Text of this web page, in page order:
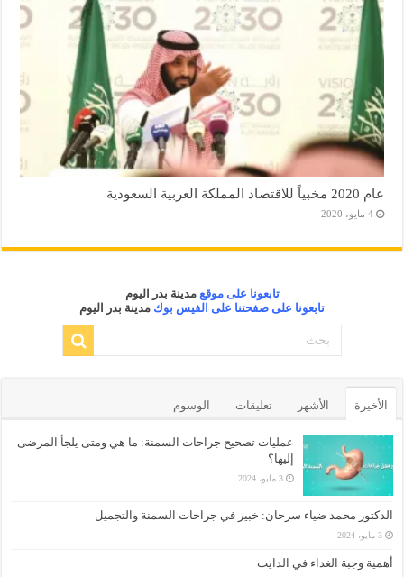
عام 2020 مخبياً للاقتصاد المملكة العربية السعودية
4 مايو، 2020
تابعونا على موقع مدينة بدر اليوم
تابعونا على صفحتنا على الفيس بوك مدينة بدر اليوم
الأخيرة الأشهر تعليقات الوسوم
عمليات تصحيح جراحات السمنة: ما هي ومتى يلجأ المرضى
إليها؟
3 مايو، 2024
الدكتور محمد ضياء سرحان: خبير في جراحات السمنة والتجميل
3 مايو، 2024
أهمية وجبة الغداء في الدايت